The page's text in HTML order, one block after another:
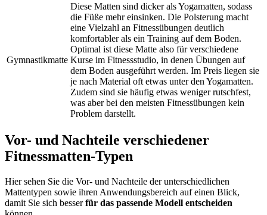
Gymnastikmatte
Diese Matten sind dicker als Yogamatten, sodass
die Füße mehr einsinken. Die Polsterung macht
eine Vielzahl an Fitnessübungen deutlich
komfortabler als ein Training auf dem Boden.
Optimal ist diese Matte also für verschiedene
Kurse im Fitnessstudio, in denen Übungen auf
dem Boden ausgeführt werden. Im Preis liegen sie
je nach Material oft etwas unter den Yogamatten.
Zudem sind sie häufig etwas weniger rutschfest,
was aber bei den meisten Fitnessübungen kein
Problem darstellt.
Vor- und Nachteile verschiedener
Fitnessmatten-Typen
Hier sehen Sie die Vor- und Nachteile der unterschiedlichen
Mattentypen sowie ihren Anwendungsbereich auf einen Blick,
damit Sie sich besserfür das passende Modell entscheiden